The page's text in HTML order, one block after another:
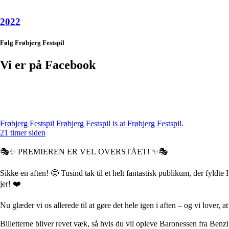
2022
Følg Frøbjerg Festspil
Vi er på Facebook
Frøbjerg Festspil Frøbjerg Festspil is at Frøbjerg Festspil.
21 timer siden
🎭✨ PREMIEREN ER VEL OVERSTÅET! ✨🎭
Sikke en aften! 🤩 Tusind tak til et helt fantastisk publikum, der fyldte
jer! ❤️
Nu glæder vi os allerede til at gøre det hele igen i aften – og vi lover,
Billetterne bliver revet væk, så hvis du vil opleve Baronessen fra